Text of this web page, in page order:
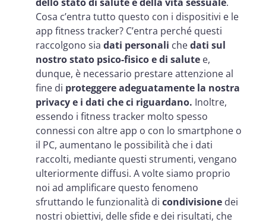
Cosa c’entra tutto questo con i dispositivi e le
app fitness tracker? C’entra perché questi
raccolgono sia dati personali chedati sul
nostro stato psico-fisico e di salute e,
dunque, è necessario prestare attenzione al
fine di proteggere adeguatamente la nostra
privacy e i dati che ci riguardano. Inoltre,
essendo i fitness tracker molto spesso
connessi con altre app o con lo smartphone o
il PC, aumentano le possibilità che i dati
raccolti, mediante questi strumenti, vengano
ulteriormente diffusi. A volte siamo proprio
noi ad amplificare questo fenomeno
sfruttando le funzionalità di condivisione dei
nostri obiettivi, delle sfide e dei risultati, che